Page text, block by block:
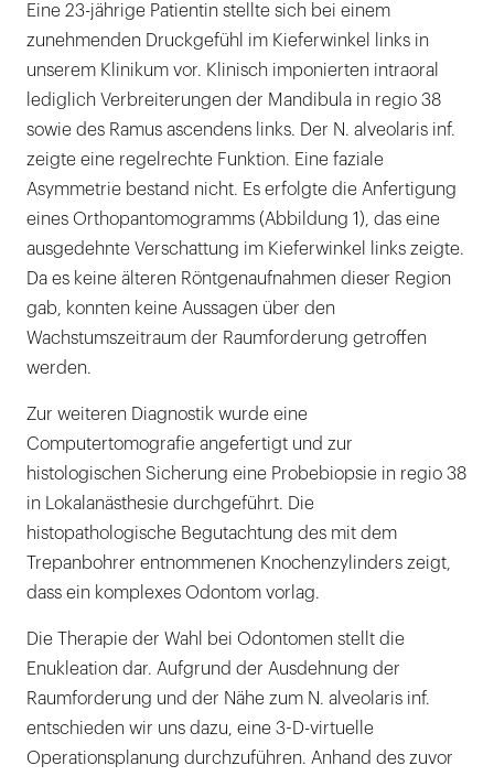
Eine 23-jährige Patientin stellte sich bei einem
zunehmenden Druck­gefühl im Kieferwinkel links in
unserem Klinikum vor. Klinisch imponierten intraoral
lediglich Verbreiterungen der Mandibula in regio 38
sowie des Ramus ascendens links. Der N. alveolaris inf.
zeigte eine regelrechte Funktion. Eine faziale
Asymmetrie bestand nicht. Es erfolgte die Anfertigung
eines Orthopantomogramms (Abbildung 1), das eine
ausgedehnte Verschattung im Kieferwinkel links zeigte.
Da es keine älteren Röntgenaufnahmen dieser Region
gab, konnten keine Aussagen über den
Wachstumszeitraum der Raumforderung getroffen
werden.
Zur weiteren Diagnostik wurde eine
Computertomografie angefertigt und zur
histologischen Sicherung eine Probebiopsie in regio 38
in Lokalanästhesie durchgeführt. Die
histopathologische Begutachtung des mit dem
Trepanbohrer entnommenen Knochen­zylinders zeigt,
dass ein komplexes Odontom vorlag.
Die Therapie der Wahl bei Odontomen stellt die
Enukleation dar. Aufgrund der Ausdehnung der
Raumforderung und der Nähe zum N. alveolaris inf.
entschieden wir uns dazu, eine 3-D-virtuelle
Operationsplanung durchzuführen. Anhand des zuvor